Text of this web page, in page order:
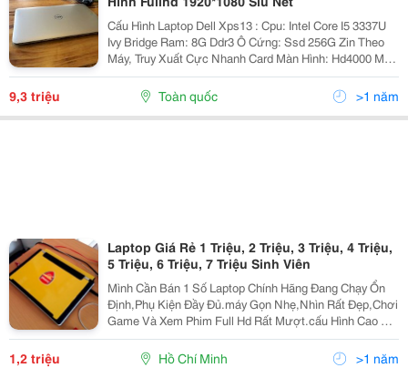
Cấu Hình Laptop Dell Xps13 : Cpu: Intel Core I5 3337U
Ivy Bridge Ram: 8G Ddr3 Ô Cứng: Ssd 256G Zin Theo
Máy, Truy Xuất Cực Nhanh Card Màn Hình: Hd4000 Màn
Hình: 13.3 Inch Fullhd 1920*1080P Giá Bán: 9.300.000
9,3 triệu Toàn quốc >1 năm
Laptop Giá Rẻ 1 Triệu, 2 Triệu, 3 Triệu, 4 Triệu,
5 Triệu, 6 Triệu, 7 Triệu Sinh Viên
Mình Cần Bán 1 Số Laptop Chính Hãng Đang Chạy Ổn
Định,Phụ Kiện Đầy Đủ.máy Gọn Nhẹ,Nhìn Rất Đẹp,Chơi
Game Và Xem Phim Full Hd Rất Mượt.cấu Hình Cao Và
Đặc Biệt Pin Rất Lâu,Máy Chạy Êm,Tất Cả Còn Mới
1,2 triệu Hồ Chí Minh >1 năm